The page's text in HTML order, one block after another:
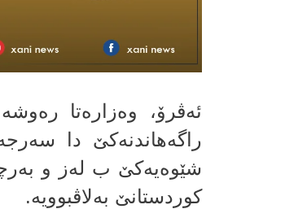
ئه‌ڤرۆ، وەزارەتا
راگه‌هاندنه‌كێ دا
شێوەیەكێ ب له‌ز و
كوردستانێ به‌لاڤبوویه‌.